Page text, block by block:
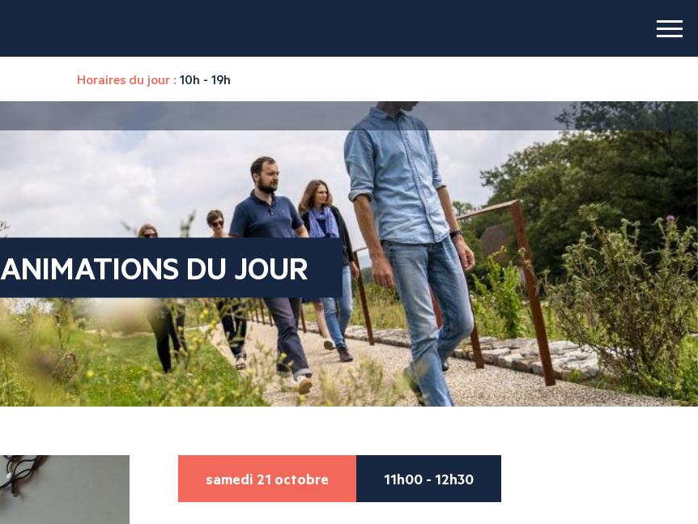
Horaires du jour : 10h - 19h
ANIMATIONS DU JOUR
samedi 21 octobre 11h00 - 12h30